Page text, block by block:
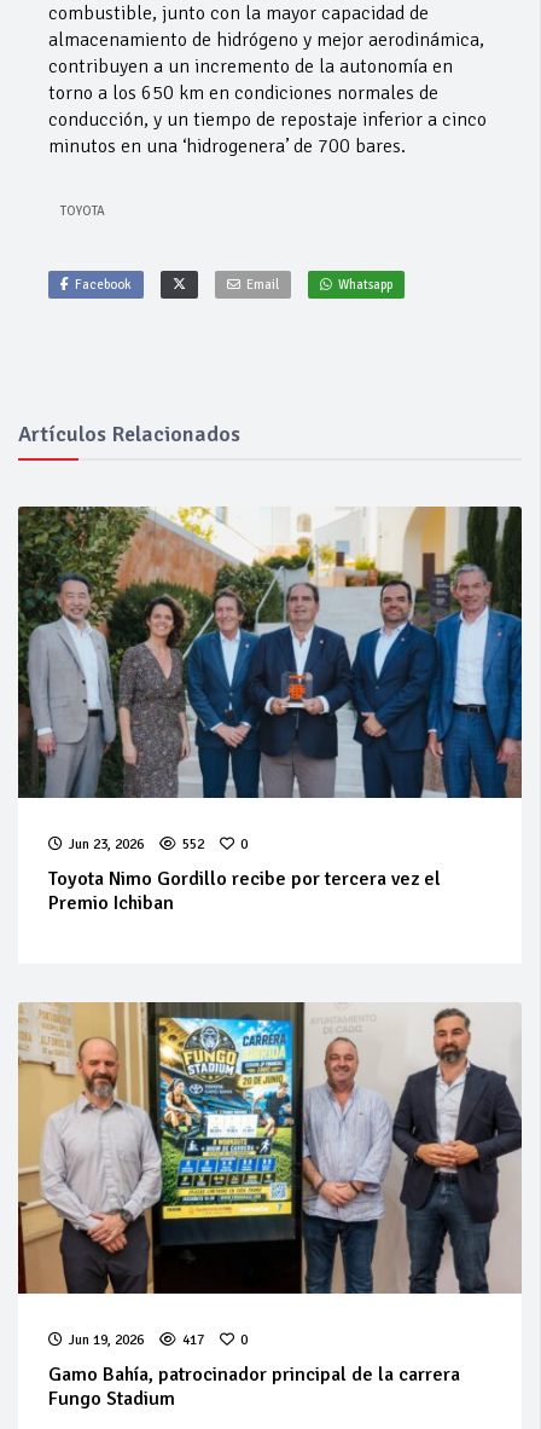
combustible, junto con la mayor capacidad de
almacenamiento de hidrógeno y mejor aerodinámica,
contribuyen a un incremento de la autonomía en
torno a los 650 km en condiciones normales de
conducción, y un tiempo de repostaje inferior a cinco
minutos en una ‘hidrogenera’ de 700 bares.
TOYOTA
Facebook Email Whatsapp
Artículos Relacionados
Jun 23, 2026 552 0
Toyota Nimo Gordillo recibe por tercera vez el
Premio Ichiban
Jun 19, 2026 417 0
Gamo Bahía, patrocinador principal de la carrera
Fungo Stadium